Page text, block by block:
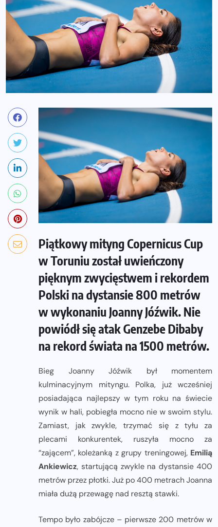
Piątkowy mityng Copernicus Cup
w Toruniu został uwieńczony
pięknym zwycięstwem i rekordem
Polski na dystansie 800 metrów
w wykonaniu Joanny Jóźwik. Nie
powiódł się atak Genzebe Dibaby
na rekord świata na 1500 metrów.
Bieg Joanny Jóźwik był momentem
kulminacyjnym mityngu. Polka, już wcześniej
posiadająca najlepszy w tym roku na świecie
wynik w hali, pobiegła mocno nie w swoim stylu.
Zamiast, jak zwykle, trzymać się z tyłu za
plecami konkurentek, ruszyła mocno za
“zającem”, koleżanką z grupy treningowej, Emilią
Ankiewicz, startującą zwykle na dystansie 400
metrów przez płotki. Już po 400 metrach Joanna
miała dużą przewagę nad resztą stawki.
Tempo było zabójcze – pierwsze 200 metrów w